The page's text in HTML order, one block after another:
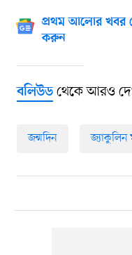
প্রথম আলোর খবর
করুন
বলিউডথেকে আরও
জন্মদিন জ্যাকুলিন